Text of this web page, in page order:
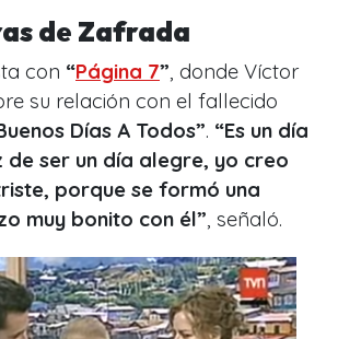
de Zafrada
con “Página 7”, donde Víctor
su relación con el fallecido
Días A Todos”. “Es un día
de ser un día alegre, yo creo
porque se formó una
muy bonito con él”, señaló.